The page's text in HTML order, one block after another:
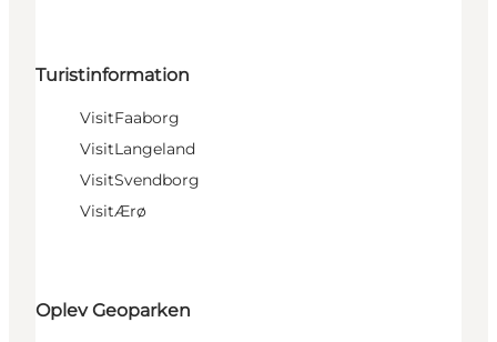
Turistinformation
VisitFaaborg
VisitLangeland
VisitSvendborg
VisitÆrø
Oplev Geoparken